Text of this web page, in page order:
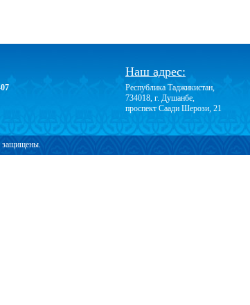
Наш адрес:
Республика Таджикистан,
734018, г. Душанбе,
проспект Саади Шерози, 21
защищены.